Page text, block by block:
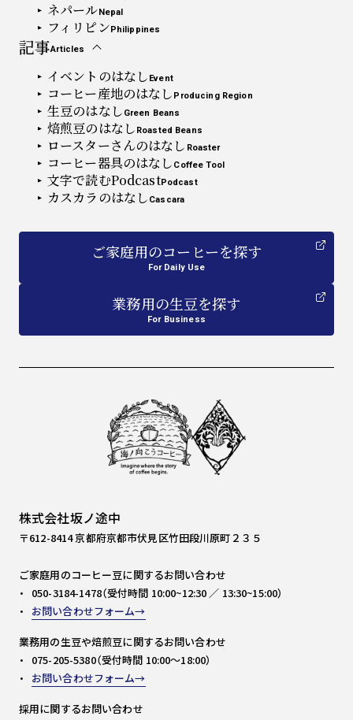
ネパールNepal
フィリピンPhilippines
記事Articles
イベントのはなし Event
コーヒー産地のはなし Producing Region
生豆のはなし Green Beans
焙煎豆のはなし Roasted Beans
ロースターさんのはなし Roaster
コーヒー器具のはなし Coffee Tool
文字で読むPodcastPodcast
カスカラのはなし Cascara
ご家庭用のコーヒーを探す
For Daily Use
業務用の生豆を探す
For Business
株式会社坂ノ途中
〒612-8414 京都府京都市伏見区竹田段川原町２３５
ご家庭用のコーヒー豆に関するお問い合わせ
050-3184-1478（受付時間 10:00~12:30 ／ 13:30~15:00）
お問い合わせフォーム
業務用の生豆や焙煎豆に関するお問い合わせ
075-205-5380（受付時間 10:00～18:00）
お問い合わせフォーム
採用に関するお問い合わせ